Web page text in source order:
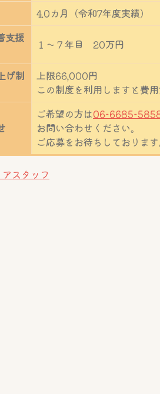
4.0カ月（令和7年度実績）
支援
１～７年目 20万円
げ制
上限66,000円
この制度を利用しますと費
ご希望の方は06-6685-
お問い合わせください。
ご応募をお待ちしており
ゲーション
スタッフ